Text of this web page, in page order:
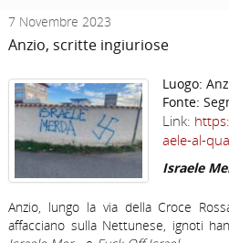
7 Novembre 2023
Anzio, scritte ingiuriose
Luogo:
Fonte:
Link:
aele-al-
Israele
Anzio, lungo la via della Croce
affacciano sulla Nettunese, ignoti